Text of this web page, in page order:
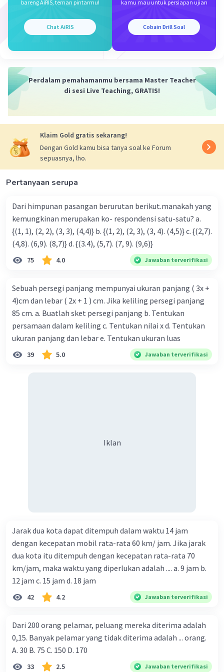
1 tahun = 12 bulan
Mₙ = M₀ × (1 + ((n.b)/100))
Rp1.080.000,00 = M₀ × (1 + ((½×16)/100)
Rp1.080.000,00 = M₀ × 1,08
M₀ = Rp1.080.000,00 / 1,08
Jadi, jawaban yang benar adalah A.
Beri Rating ·0.0(0) Balas
Iklan
bareng AiRIS, teman pintarmu!
Chat AiRIS
kamu mau untuk persiapan ujian
Cobain Drill Soal
Perdalam pemahamanmu bersama Master Teacher
di sesi Live Teaching, GRATIS!
Klaim Gold gratis sekarang!
Dengan Gold kamu bisa tanya soal ke Forum
sepuasnya, lho.
Pertanyaan serupa
Dari himpunan pasangan berurutan berikut.manakah yang
kemungkinan merupakan ko- respondensi satu-satu? a.
{(1, 1), (2, 2), (3, 3), (4,4)} b. {(1, 2), (2, 3), (3, 4). (4,5)} c. {(2,7).
(4,8). (6,9). (8,7)} d. {(3.4), (5,7). (7, 9). (9,6)}
75 4.0 Jawaban terverifikasi
Sebuah persegi panjang mempunyai ukuran panjang ( 3x +
4)cm dan lebar ( 2x + 1 ) cm. Jika keliling persegi panjang
85 cm. a. Buatlah sket persegi panjang b. Tentukan
persamaan dalam keliling c. Tentukan nilai x d. Tentukan
ukuran panjang dan lebar e. Tentukan ukuran luas
39 5.0 Jawaban terverifikasi
Iklan
Jarak dua kota dapat ditempuh dalam waktu 14 jam
dengan kecepatan mobil rata-rata 60 km/ jam. Jika jarak
dua kota itu ditempuh dengan kecepatan rata-rata 70
km/jam, maka waktu yang diperlukan adalah .... a. 9 jam b.
12 jam c. 15 jam d. 18 jam
42 4.2 Jawaban terverifikasi
Dari 200 orang pelamar, peluang mereka diterima adalah
0,15. Banyak pelamar yang tidak diterima adalah ... orang.
A. 30 B. 75 C. 150 D. 170
33 2.5 Jawaban terverifikasi